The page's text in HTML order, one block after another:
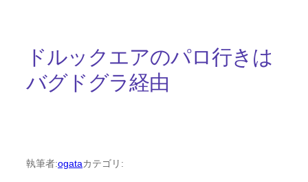
ドルックエアのパロ行きは
バグドグラ経由
執筆者:ogataカテゴリ: